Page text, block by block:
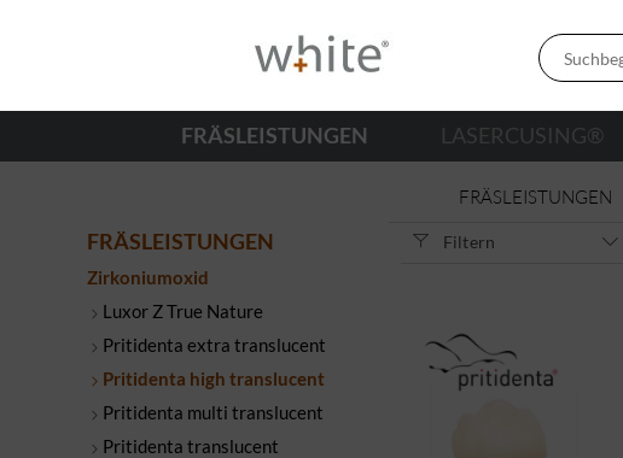
FRÄSLEISTUNGEN LASERCUSING®
FRÄSLEISTUNGEN
FRÄSLEISTUNGEN
Zirkoniumoxid
Luxor Z True Nature
Pritidenta extra translucent
Pritidenta high translucent
Pritidenta multi translucent
Pritidenta translucent
Filtern